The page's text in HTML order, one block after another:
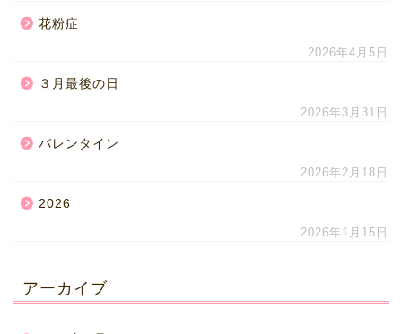
花粉症
2026年4月5日
３月最後の日
2026年3月31日
バレンタイン
2026年2月18日
2026
2026年1月15日
アーカイブ